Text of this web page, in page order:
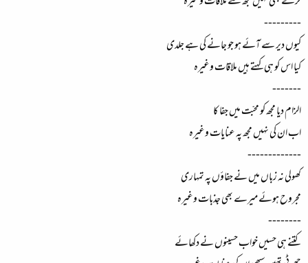
---------
کیوں دیر سے آئے ہو جو جانے کی ہے جلدی
کیا اس کو ہی کہتے ہیں ملاقات وغیرہ
-------
الزام دیا مجھ کو محبّت میں جفا کا
اب ان کی نہیں مجھ پہ عنایات وغیرہ
-------------
کھولی نہ زباں میں نے جفاؤں پہ تمہاری
مجروح ہوئے میرے بھی جذبات وغیرہ
--------
کتنے ہی حسیں خواب حسینوں نے دکھائے